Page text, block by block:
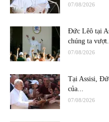
07/08/2026
Đức Lêô tại
chúng ta vượt...
07/08/2026
Tại Assisi,
của...
07/08/2026